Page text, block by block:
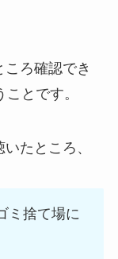
ろ確認でき
とです。
たところ、
ミ捨て場に